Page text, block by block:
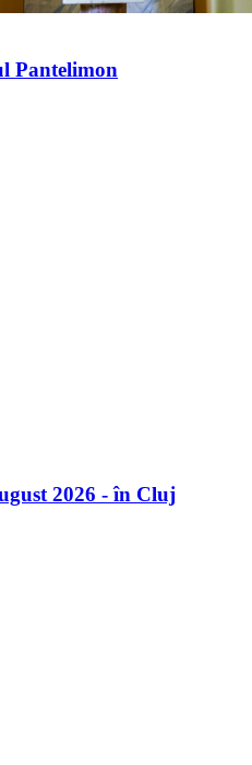
Pantelimon
2026 - în Cluj